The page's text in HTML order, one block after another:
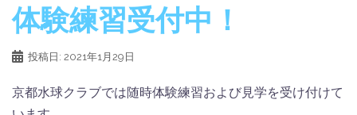
体験練習受付中！
投稿日: 2021年1月29日
京都水球クラブでは随時体験練習および見学を受け付けて